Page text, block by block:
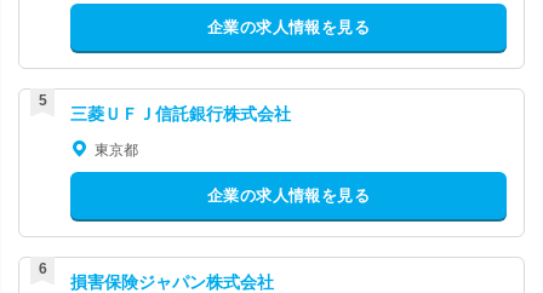
企業の求人情報を見る
三菱ＵＦＪ信託銀行株式会社
東京都
企業の求人情報を見る
損害保険ジャパン株式会社